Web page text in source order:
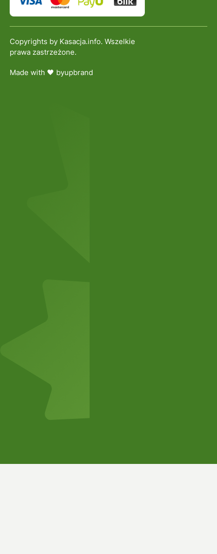
Copyrights by Kasacja.info. Wszelkie
prawa zastrzeżone.
Made with 🖤 byupbrand